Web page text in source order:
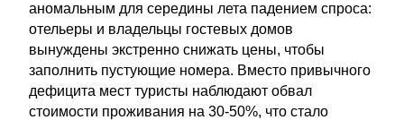
аномальным для середины лета падением спроса:
отельеры и владельцы гостевых домов
вынуждены экстренно снижать цены, чтобы
заполнить пустующие номера. Вместо привычного
дефицита мест туристы наблюдают обвал
стоимости проживания на 30-50%, что стало